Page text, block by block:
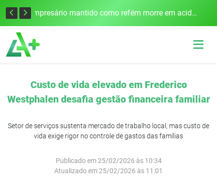
Edital para construção de ponte entre Itapiranga e Barra do Guarita deve ser lançado no segundo semestre Empresário mantido como refém morre em acidente após assalto em Cerro Largo
Custo de vida elevado em Frederico
Westphalen desafia gestão financeira familiar
Setor de serviços sustenta mercado de trabalho local, mas custo de
vida exige rigor no controle de gastos das famílias
Publicado em 25/02/2026 às 10:34
Atualizado em 25/02/2026 às 11:01